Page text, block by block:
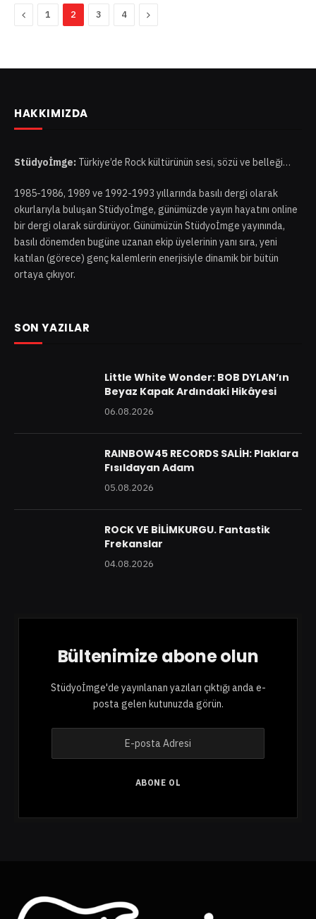
Önceki
1 2 3 4 Sonraki
HAKKIMIZDA
Stüdyoİmge: Türkiye’de Rock kültürünün sesi, sözü ve belleği…
1985-1986, 1989 ve 1992-1993 yıllarında basılı dergi olarak
okurlarıyla buluşan Stüdyoİmge, günümüzde yayın hayatını online
bir dergi olarak sürdürüyor. Günümüzün Stüdyoİmge yayınında,
basılı dönemden bugüne uzanan ekip üyelerinin yanı sıra, yeni
katılan (görece) genç kalemlerin enerjisiyle dinamik bir bütün
ortaya çıkıyor.
SON YAZILAR
Little White Wonder: BOB DYLAN’ın
Beyaz Kapak Ardındaki Hikâyesi
06.08.2026
RAINBOW45 RECORDS SALİH: Plaklara
Fısıldayan Adam
05.08.2026
ROCK VE BİLİMKURGU. Fantastik
Frekanslar
04.08.2026
Bültenimize abone olun
Stüdyoİmge'de yayınlanan yazıları çıktığı anda e-
posta gelen kutunuzda görün.
s
ABONE OL